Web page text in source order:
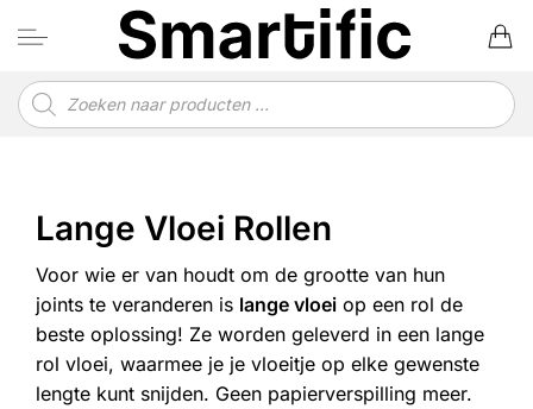
naar
Producten
zoeken
Lange Vloei Rollen
Voor wie er van houdt om de grootte van hun
joints te veranderen is lange vloei op een rol de
beste oplossing! Ze worden geleverd in een lange
rol vloei, waarmee je je vloeitje op elke gewenste
lengte kunt snijden. Geen papierverspilling meer.